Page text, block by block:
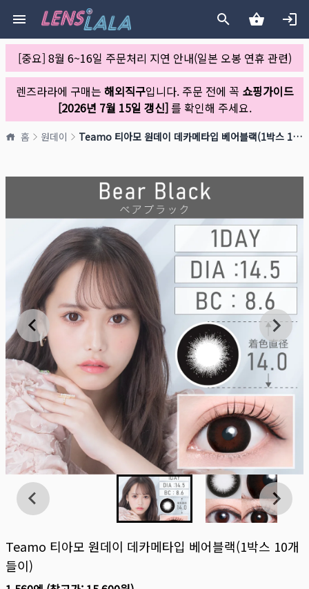
[중요] 8월 6~16일 주문처리 지연 안내(일본 오봉 연휴 관련)
렌즈라라에 구매는 해외직구입니다. 주문 전에 꼭 쇼핑가이드
[2026년 7월 15일 갱신]를 확인해 주세요.
홈 원데이 Teamo 티아모 원데이 데카메타입 베어블랙(1박스 10개들이)
Teamo 티아모 원데이 데카메타입 베어블랙(1박스 10개
들이)